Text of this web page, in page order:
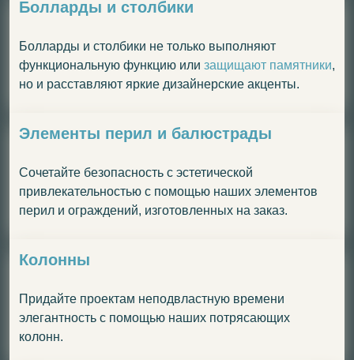
Болларды и столбики
Болларды и столбики не только выполняют
функциональную функцию или защищают памятники,
но и расставляют яркие дизайнерские акценты.
Элементы перил и балюстрады
Сочетайте безопасность с эстетической
привлекательностью с помощью наших элементов
перил и ограждений, изготовленных на заказ.
Колонны
Придайте проектам неподвластную времени
элегантность с помощью наших потрясающих
колонн.